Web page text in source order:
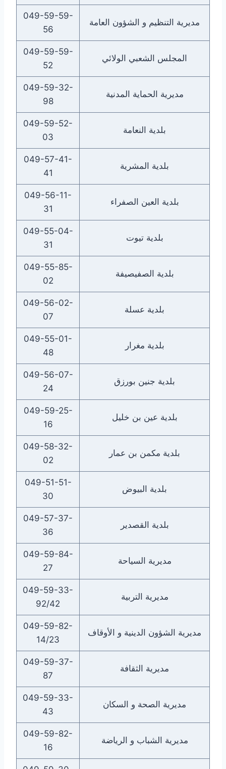
049-59-59-
56
مديرية التنظيم و الشؤون العامة
049-59-59-
52
المجلس الشعبي الولائي
049-59-32-
98
مديرية الحماية المدنية
049-59-52-
03
بلدية النعامة
049-57-41-
41
بلدية المشرية
049-56-11-
31
بلدية العين الصفراء
049-55-04-
31
بلدية تيوت
049-55-85-
02
بلدية الصفيصيفة
049-56-02-
07
بلدية عسلة
049-55-01-
48
بلدية مغرار
049-56-07-
24
بلدية جنين بورزق
049-59-25-
16
بلدية عين بن خليل
049-58-32-
02
بلدية مكمن بن عمار
049-51-51-
30
بلدية البيوض
049-57-37-
36
بلدية القصدير
049-59-84-
27
مديرية السياحة
049-59-33-
92/42
مديرية التربية
049-59-82-
14/23
مديرية الشؤون الدينية و الأوقاف
049-59-37-
87
مديرية الثقافة
049-59-33-
43
مديرية الصحة و السكان
049-59-82-
16
مديرية الشباب و الرياضة